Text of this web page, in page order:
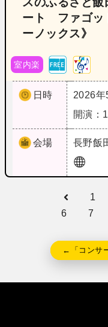
ート ファゴッ
ーノックス》
室内楽
日時
2026年
開演：
会場 長野飯
1
6
7
←「コンサ